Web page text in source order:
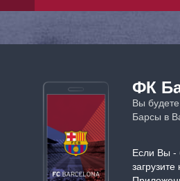
ФК
Вы
Барсы в
Если Вы -